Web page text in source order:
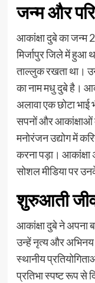
जन्म और
आकांक्षा दुबे का जन्म
मिर्जापुर जिले में हुआ
ताल्लुक रखता था।
का नाम मधु दुबे है।
अलावा एक छोटा भाई
सपनों और आकांक्षाओं
मनोरंजन उद्योग में
करना पड़ा।
सोशल मीडिया पर
शुरुआती
आकांक्षा दुबे ने अपना
उन्हें नृत्य और
स्थानीय
प्रतिभा स्पष्ट रूप से